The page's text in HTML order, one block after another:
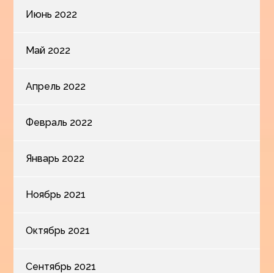
Июнь 2022
Май 2022
Апрель 2022
Февраль 2022
Январь 2022
Ноябрь 2021
Октябрь 2021
Сентябрь 2021